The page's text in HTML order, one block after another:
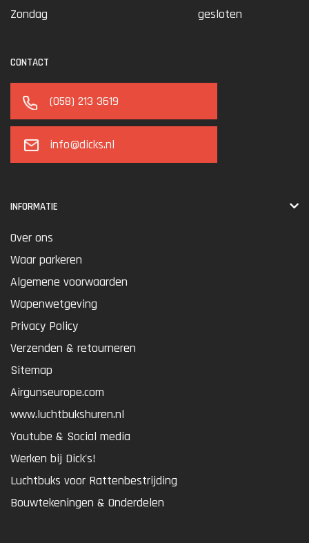
Zondag
gesloten
CONTACT
(058) 213 3619
info@dicks.nl
INFORMATIE
Over ons
Waar parkeren
Algemene voorwaarden
Wapenwetgeving
Privacy Policy
Verzenden & retourneren
Sitemap
Airgunseurope.com
www.luchtbukshuren.nl
Youtube & Social media
Werken bij Dick's!
Luchtbuks voor Rattenbestrijding
Bouwtekeningen & Onderdelen